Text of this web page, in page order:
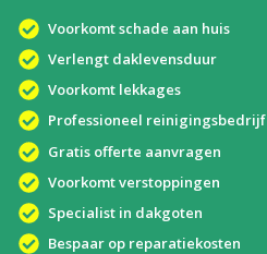
Voorkomt schade aan huis
Verlengt daklevensduur
Voorkomt lekkages
Professioneel reinigingsbedrijf
Gratis offerte aanvragen
Voorkomt verstoppingen
Specialist in dakgoten
Bespaar op reparatiekosten